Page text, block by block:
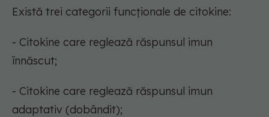
Există trei categorii funcționale de citokine:
- Citokine care reglează răspunsul imun
înnăscut;
- Citokine care reglează răspunsul imun
adaptativ (dobândit);